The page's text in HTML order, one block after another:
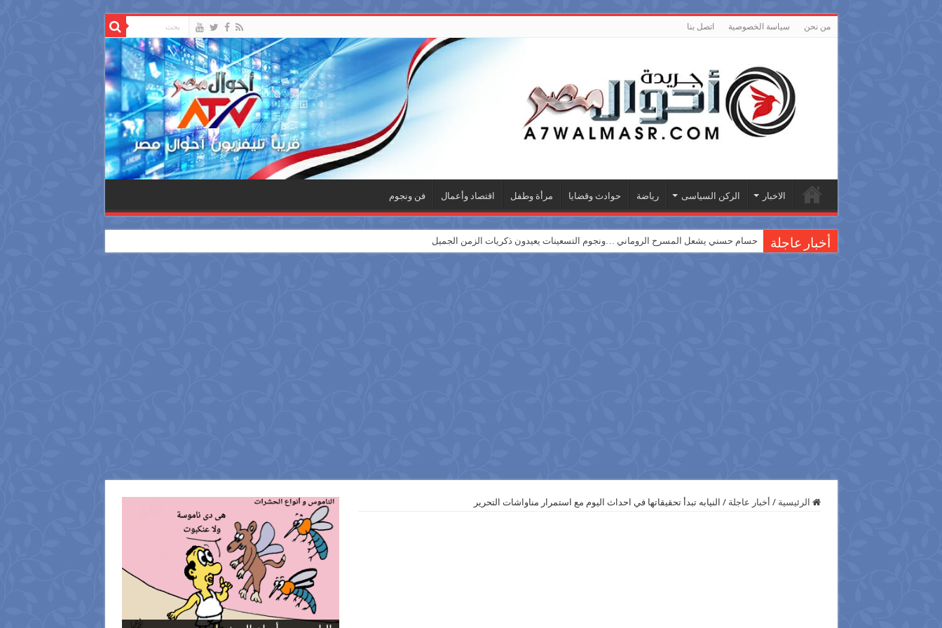
من نحن سياسة الخصوصية اتصل بنا
الاخبار الركن السياسى رياضة حوادث وقضايا مرأة وطفل اقتصاد وأعمال فن ونجوم
أخبار عاجلة حسام حسني يشعل المسرح الروماني …ونجوم التسعينات يعيدون ذكريات الزمن الجميل
الرئيسية / أخبار عاجلة / النيابه تبدأ تحقيقاتها في احداث اليوم مع استمرار مناواشات التحرير